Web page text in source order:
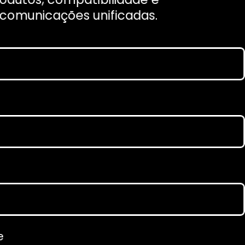
unificadas.